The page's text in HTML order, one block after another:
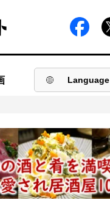
Language